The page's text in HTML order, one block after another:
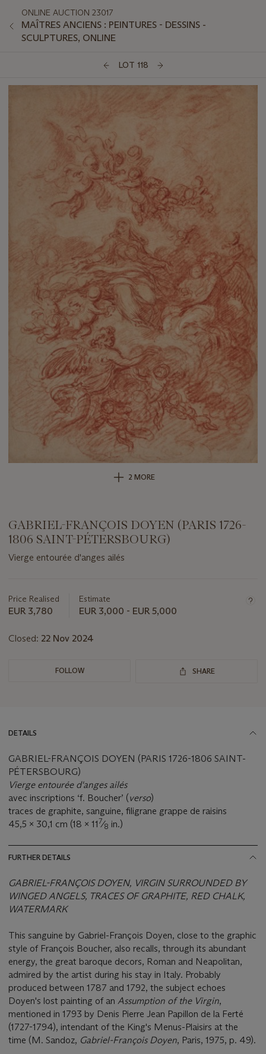
ONLINE AUCTION 23017
MAÎTRES ANCIENS : PEINTURES - DESSINS -
SCULPTURES, ONLINE
LOT 118
2 MORE
GABRIEL-FRANÇOIS DOYEN (PARIS 1726-
1806 SAINT-PÉTERSBOURG)
Vierge entourée d'anges ailés
about
this
Price Realised
EUR 3,780
Estimate
EUR 3,000 - EUR 5,000
Closed: 22 Nov 2024
FOLLOW SHARE
DETAILS
GABRIEL-FRANÇOIS DOYEN (PARIS 1726-1806 SAINT-
PÉTERSBOURG)
Vierge entourée d'anges ailés
avec inscriptions ‘f. Boucher’ (verso)
traces de graphite, sanguine, filigrane grappe de raisins
45,5 x 30,1 cm (18 x 11 7⁄8 in.)
FURTHER DETAILS
GABRIEL-FRANÇOIS DOYEN, VIRGIN SURROUNDED BY
WINGED ANGELS, TRACES OF GRAPHITE, RED CHALK,
WATERMARK
This sanguine by Gabriel-François Doyen, close to the graphic
style of François Boucher, also recalls, through its abundant
energy, the great baroque decors, Roman and Neapolitan,
admired by the artist during his stay in Italy. Probably
produced between 1787 and 1792, the subject echoes
Doyen's lost painting of an Assumption of the Virgin,
mentioned in 1793 by Denis Pierre Jean Papillon de la Ferté
(1727-1794), intendant of the King's Menus-Plaisirs at the
time (M. Sandoz, Gabriel-François Doyen, Paris, 1975, p. 49).